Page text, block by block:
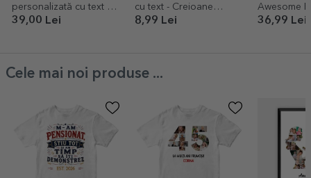
personalizată cu text -
Mama
39,00 Lei
cu text - Creioane
colorate
8,99 Lei
Awesome
36,99 Lei
Cele mai noi produse ...